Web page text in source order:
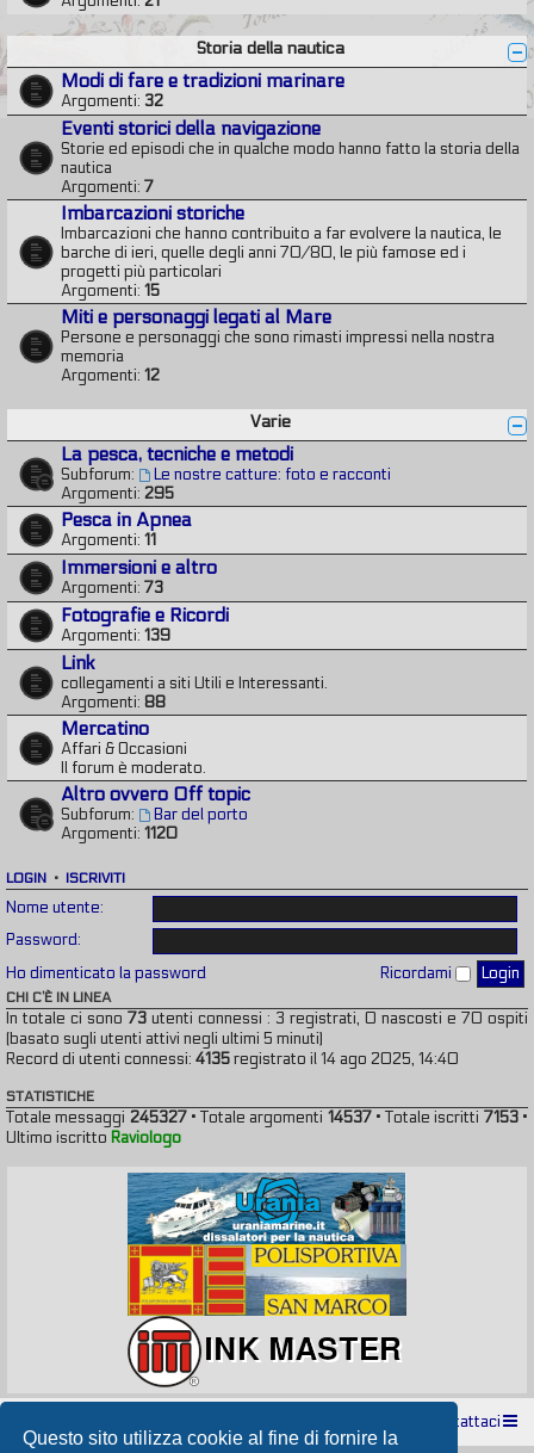
Questo sito utilizza cookie al fine di fornire la
Storia della nautica
Modi di fare e tradizioni marinare
Argomenti: 32
Eventi storici della navigazione
Storie ed episodi che in qualche modo hanno fatto la storia della
nautica
Argomenti: 7
Imbarcazioni storiche
Imbarcazioni che hanno contribuito a far evolvere la nautica, le
barche di ieri, quelle degli anni 70/80, le più famose ed i
progetti più particolari
Argomenti: 15
Miti e personaggi legati al Mare
Persone e personaggi che sono rimasti impressi nella nostra
memoria
Argomenti: 12
Varie
La pesca, tecniche e metodi
Subforum:
Le nostre catture: foto e racconti
Argomenti: 295
Pesca in Apnea
Argomenti: 11
Immersioni e altro
Argomenti: 73
Fotografie e Ricordi
Argomenti: 139
Link
collegamenti a siti Utili e Interessanti.
Argomenti: 88
Mercatino
Affari & Occasioni
Il forum è moderato.
Altro ovvero Off topic
Subforum:
Bar del porto
Argomenti: 1120
LOGIN • ISCRIVITI
Nome utente:
Password:
Ho dimenticato la password
Ricordami
CHI C’È IN LINEA
In totale ci sono 73 utenti connessi : 3 registrati, 0 nascosti e 70 ospiti
(basato sugli utenti attivi negli ultimi 5 minuti)
Record di utenti connessi: 4135registrato il 14 ago 2025, 14:40
STATISTICHE
Totale messaggi 245327• Totale argomenti 14537• Totale iscritti 7153•
Ultimo iscritto Raviologo
Contattaci